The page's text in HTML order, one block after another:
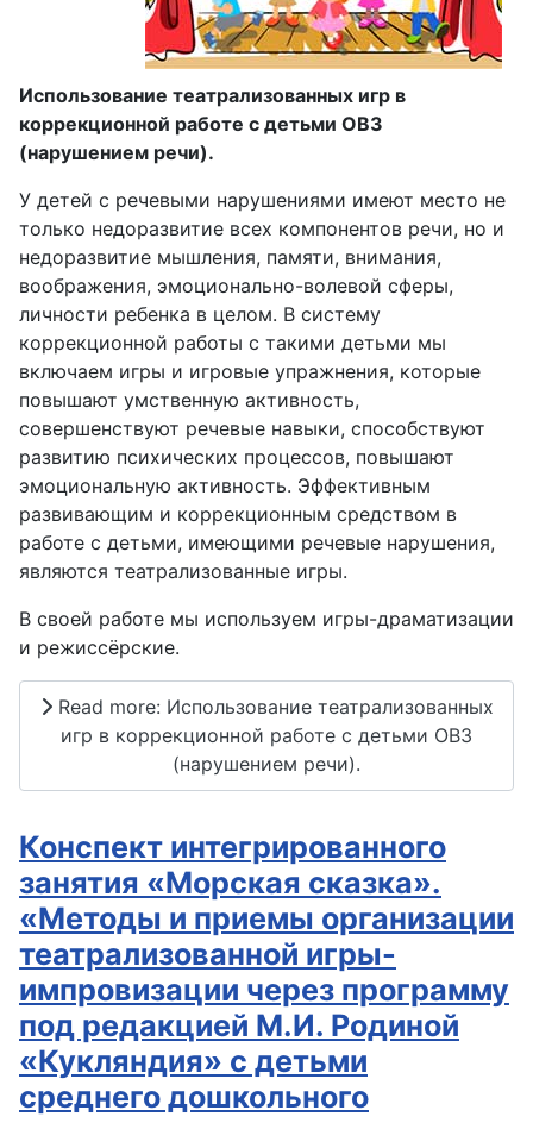
Использование театрализованных игр в
коррекционной работе с детьми ОВЗ
(нарушением речи).
У детей с речевыми нарушениями имеют место не
только недоразвитие всех компонентов речи, но и
недоразвитие мышления, памяти, внимания,
воображения, эмоционально-волевой сферы,
личности ребенка в целом. В систему
коррекционной работы с такими детьми мы
включаем игры и игровые упражнения, которые
повышают умственную активность,
совершенствуют речевые навыки, способствуют
развитию психических процессов, повышают
эмоциональную активность. Эффективным
развивающим и коррекционным средством в
работе с детьми, имеющими речевые нарушения,
являются театрализованные игры.
В своей работе мы используем игры-драматизации
и режиссёрские.
Read more: Использование театрализованных
игр в коррекционной работе с детьми ОВЗ
(нарушением речи).
Конспект интегрированного
занятия «Морская сказка».
«Методы и приемы организации
театрализованной игры-
импровизации через программу
под редакцией М.И. Родиной
«Кукляндия» с детьми
среднего дошкольного